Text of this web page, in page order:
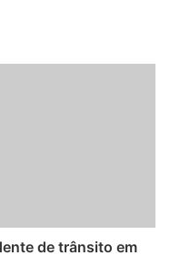
de trânsito em